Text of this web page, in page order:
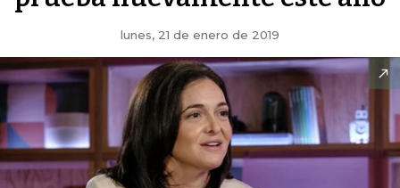
lunes, 21 de enero de 2019